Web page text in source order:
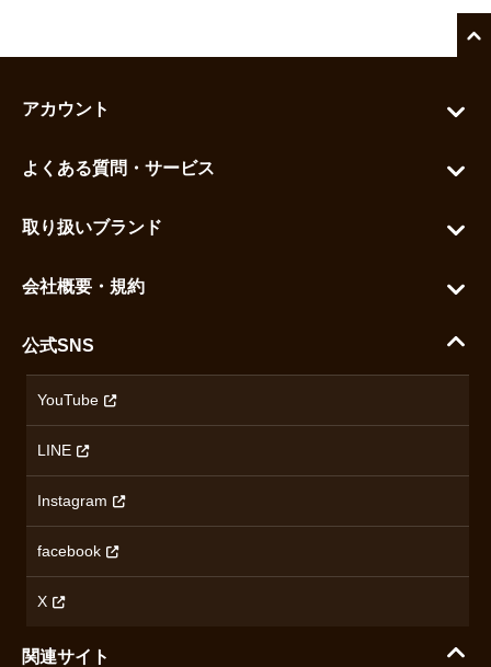
アカウント
お気に入りを見る
よくある質問・サービス
ご利用ガイド
配送・送料について
ハラダの保証とアフターサービス
取り扱いブランド
セイコー
カシオ
オリエントスター
ロンジン
チューダー
会社概要・規約
沿革
プライバシーポリシー
無断転載・商用利用について
コンテンツ制作ポリシーおよび生成AIの利用指針
公式SNS
YouTube
LINE
Instagram
facebook
X
関連サイト